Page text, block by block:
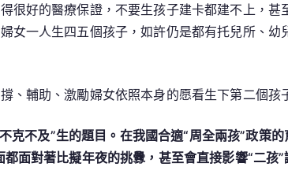
很好的醫療保證，不要生孩子建卡都建不上，
女一人生四五個孩子，如許仍是都有托兒所、
、輔助、激勵婦女依照本身的愿看生下第二個孩
克不及”生的題目。在我國合適“周全兩孩”政
面對著比擬年夜的挑釁，甚至會直接影響“二孩